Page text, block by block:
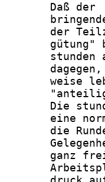
Daß der
der
gütung"
stunden
weise
Die
eine
die
ganz